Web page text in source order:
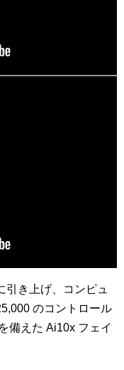
引き上げ、コンピュ
のコントロール
備えた Ai10x フェイ